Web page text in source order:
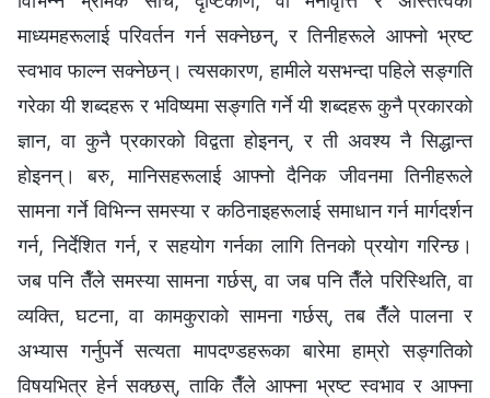
माध्यमहरूलाई परिवर्तन गर्न सक्‍नेछन्, र तिनीहरूले आफ्नो भ्रष्ट
स्वभाव फाल्न सक्‍नेछन्। त्यसकारण, हामीले यसभन्दा पहिले सङ्गति
गरेका यी शब्दहरू र भविष्यमा सङ्गति गर्ने यी शब्दहरू कुनै प्रकारको
ज्ञान, वा कुनै प्रकारको विद्वता होइनन्, र ती अवश्य नै सिद्धान्त
होइनन्। बरु, मानिसहरूलाई आफ्नो दैनिक जीवनमा तिनीहरूले
सामना गर्ने विभिन्‍न समस्या र कठिनाइहरूलाई समाधान गर्न मार्गदर्शन
गर्न, निर्देशित गर्न, र सहयोग गर्नका लागि तिनको प्रयोग गरिन्छ।
जब पनि तैँले समस्या सामना गर्छस्, वा जब पनि तैँले परिस्थिति, वा
व्यक्ति, घटना, वा कामकुराको सामना गर्छस्, तब तैँले पालना र
अभ्यास गर्नुपर्ने सत्यता मापदण्डहरूका बारेमा हाम्रो सङ्गतिको
विषयभित्र हेर्न सक्छस्, ताकि तैँले आफ्ना भ्रष्ट स्वभाव र आफ्ना